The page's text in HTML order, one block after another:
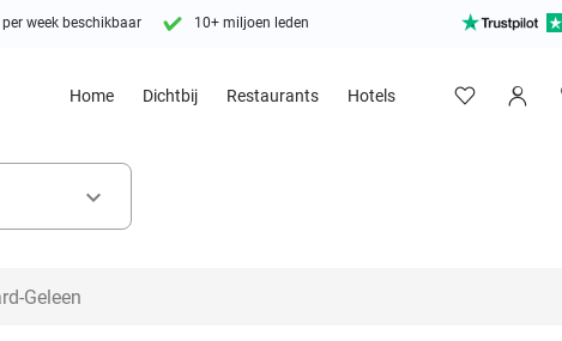
week beschikbaar 10+ miljoen leden
Home Dichtbij Restaurants Hotels
keyboard_arrow_down